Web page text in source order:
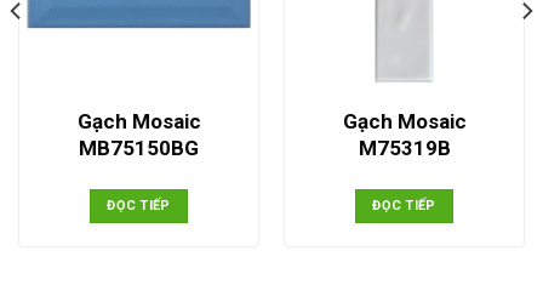
Gạch Mosaic
MB75150BG
ĐỌC TIẾP
Gạch Mosaic
M75319B
ĐỌC TIẾP